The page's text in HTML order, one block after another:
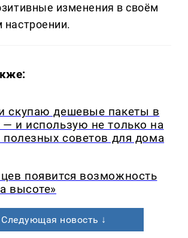
изменения в своём
скупаю дешевые пакеты в
и использую не только на
полезных советов для дома
появится возможность
высоте»
Следующая новость ↓